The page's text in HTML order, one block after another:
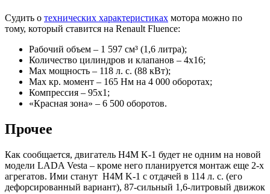
Судить о технических характеристиках мотора можно по
тому, который ставится на Renault Fluence:
Рабочий объем – 1 597 см³ (1,6 литра);
Количество цилиндров и клапанов – 4х16;
Max мощность – 118 л. с. (88 кВт);
Мах кр. момент – 165 Нм на 4 000 оборотах;
Компрессия – 95х1;
«Красная зона» – 6 500 оборотов.
Прочее
Как сообщается, двигатель H4M K-1 будет не одним на новой
модели LADA Vesta – кроме него планируется монтаж еще 2-х
агрегатов. Ими станут H4M K-1 с отдачей в 114 л. с. (его
дефорсированный вариант), 87-сильный 1,6-литровый движок